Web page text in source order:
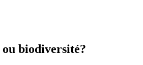
ou biodiversité?